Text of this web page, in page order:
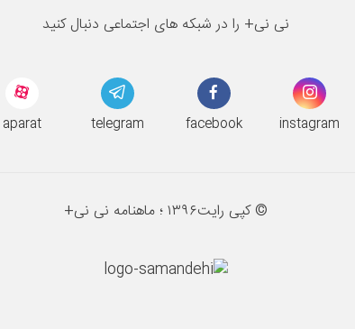
نی نی+ را در شبکه های اجتماعی دنبال کنید
aparat telegram facebook instagram
© کپی رایت۱۳۹۶ ؛ ماهنامه نی نی+